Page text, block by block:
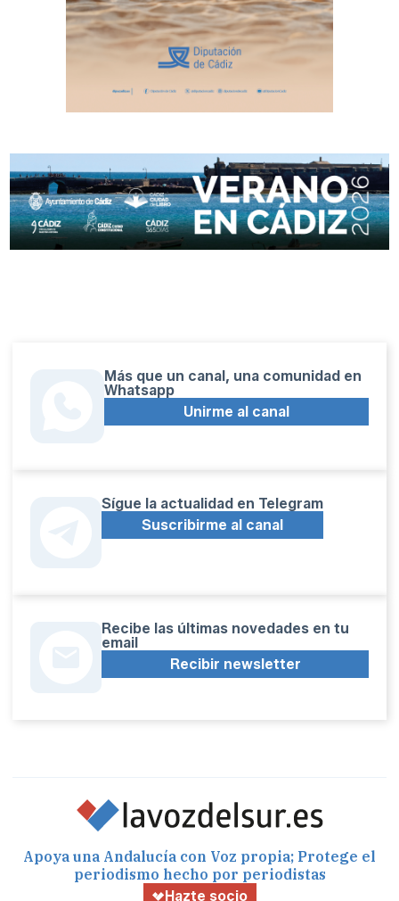
Más que un canal, una comunidad en
Whatsapp
Unirme al canal
Sígue la actualidad en Telegram
Suscribirme al canal
Recibe las últimas novedades en tu
email
Recibir newsletter
Apoya una Andalucía con Voz propia; Protege el
periodismo hecho por periodistas
Hazte socio